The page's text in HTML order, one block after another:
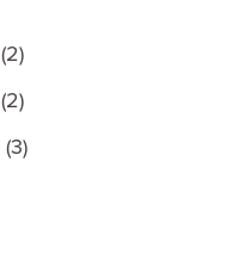
(2)
(2)
(3)